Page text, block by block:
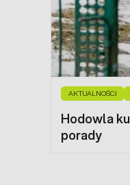
AKTUALNOŚCI
Hodowla
porady